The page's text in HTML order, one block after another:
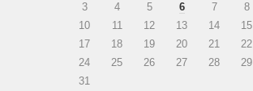
3
4 5 6 7 8
10
11 12 13 14 15
17
18 19 20 21 22
24
25 26 27 28 29
31